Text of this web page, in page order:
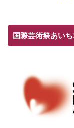
国際芸術祭あい